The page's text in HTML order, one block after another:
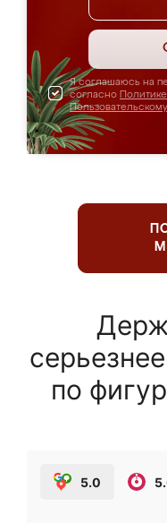
Я соглашаюсь на
согласно
по
5.0